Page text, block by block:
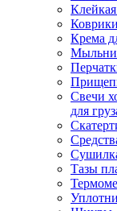
Коврики
Крема
Свечи
для
Тазы